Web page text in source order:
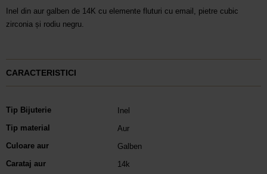
Inel din aur galben de 14K cu elemente fluturi cu email, pietre cubic
zirconia și rodiu negru.
CARACTERISTICI
Tip Bijuterie
Inel
Tip material
Aur
Culoare aur
Galben
Carataj aur
14k